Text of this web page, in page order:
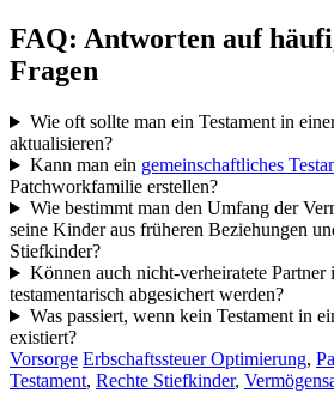
FAQ: Antworten auf
Fragen
Wie oft sollte man ein Testament in
aktualisieren?
Kann man ein gemeinschaftliches
Patchworkfamilie erstellen?
Wie bestimmt man den Umfang der
seine Kinder aus früheren Beziehungen
Stiefkinder?
Können auch nicht-verheiratete
testamentarisch abgesichert werden?
Was passiert, wenn kein Testament in
existiert?
Vorsorge Erbschaftssteuer Optimierung,
Testament, Rechte Stiefkinder,